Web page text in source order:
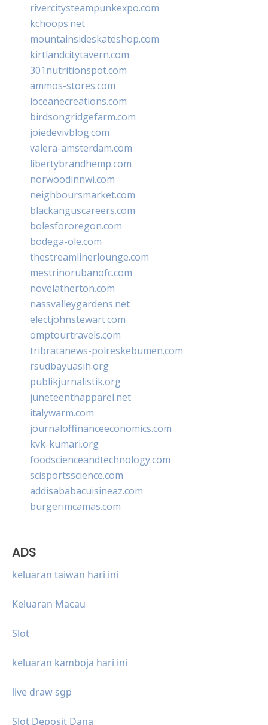
rivercitysteampunkexpo.com
kchoops.net
mountainsideskateshop.com
kirtlandcitytavern.com
301nutritionspot.com
ammos-stores.com
loceanecreations.com
birdsongridgefarm.com
joiedevivblog.com
valera-amsterdam.com
libertybrandhemp.com
norwoodinnwi.com
neighboursmarket.com
blackanguscareers.com
bolesfororegon.com
bodega-ole.com
thestreamlinerlounge.com
mestrinorubanofc.com
novelatherton.com
nassvalleygardens.net
electjohnstewart.com
omptourtravels.com
tribratanews-polreskebumen.com
rsudbayuasih.org
publikjurnalistik.org
juneteenthapparel.net
italywarm.com
journaloffinanceeconomics.com
kvk-kumari.org
foodscienceandtechnology.com
scisportsscience.com
addisababacuisineaz.com
burgerimcamas.com
ADS
keluaran taiwan hari ini
Keluaran Macau
Slot
keluaran kamboja hari ini
live draw sgp
Slot Deposit Dana